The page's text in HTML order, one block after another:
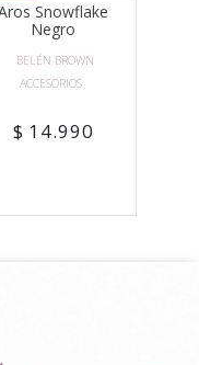
Snowflake
Negro
BELÉN BROWN
ACCESORIOS
$ 14.990